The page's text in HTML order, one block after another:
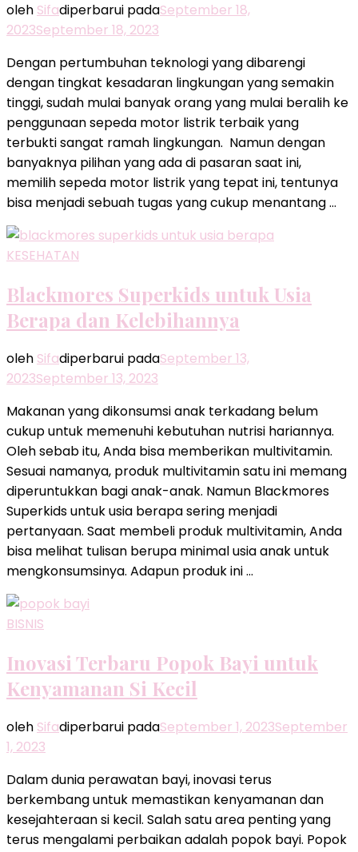
oleh Sifadiperbarui padaSeptember 18,
2023September 18, 2023
Dengan pertumbuhan teknologi yang dibarengi
dengan tingkat kesadaran lingkungan yang semakin
tinggi, sudah mulai banyak orang yang mulai beralih ke
penggunaan sepeda motor listrik terbaik yang
terbukti sangat ramah lingkungan. Namun dengan
banyaknya pilihan yang ada di pasaran saat ini,
memilih sepeda motor listrik yang tepat ini, tentunya
bisa menjadi sebuah tugas yang cukup menantang …
KESEHATAN
Blackmores Superkids untuk Usia
Berapa dan Kelebihannya
oleh Sifadiperbarui padaSeptember 13,
2023September 13, 2023
Makanan yang dikonsumsi anak terkadang belum
cukup untuk memenuhi kebutuhan nutrisi hariannya.
Oleh sebab itu, Anda bisa memberikan multivitamin.
Sesuai namanya, produk multivitamin satu ini memang
diperuntukkan bagi anak-anak. Namun Blackmores
Superkids untuk usia berapa sering menjadi
pertanyaan. Saat membeli produk multivitamin, Anda
bisa melihat tulisan berupa minimal usia anak untuk
mengkonsumsinya. Adapun produk ini …
BISNIS
Inovasi Terbaru Popok Bayi untuk
Kenyamanan Si Kecil
oleh Sifadiperbarui padaSeptember 1, 2023September
1, 2023
Dalam dunia perawatan bayi, inovasi terus
berkembang untuk memastikan kenyamanan dan
kesejahteraan si kecil. Salah satu area penting yang
terus mengalami perbaikan adalah popok bayi. Popok